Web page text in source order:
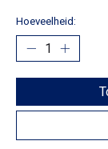
Hoeveelheid: